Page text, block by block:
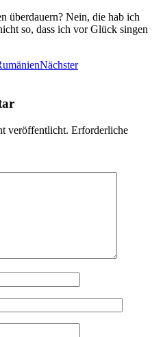
überdauern? Nein, die hab ich
so, dass ich vor Glück singen
Nächster
veröffentlicht. Erforderliche